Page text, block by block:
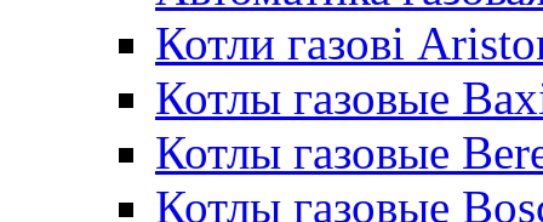
Котли газові
Котлы газовые
Котлы газовые
Котлы газовые